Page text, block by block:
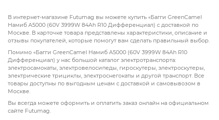
на свежем воздухе, так и для использования в
повседневной жизни.
Важным преимуществомбагги GreenCamel
Намиб A5000 является его мощный двигатель
мощностью5000 Вт, который позволяет
разгоняться до высоких скоростей и проходить
сложные участки маршрута без труда. Благодаря
В интернет-магазине Futumag вы можете купить «Багги GreenCamel
Намиб A5000 (60V 3999W 84Ah R10 Дифференциал) с доставкой по
Москве. В карточке товара представлены характеристики, описание и
отзывы покупателей, которые помогут вам сделать правильный выбор.
Помимо «Багги GreenCamel Намиб A5000 (60V 3999W 84Ah R10
Дифференциал) у нас большой каталог электротранспорта:
электросамокаты, электровелосипеды, гироскутеры, электроскутеры,
электрические трициклы, электроснегокаты и другой транспорт. Все
товары доступны по выгодным ценам с доставкой и самовывозом в
Москве.
Вы всегда можете оформить и оплатить заказ онлайн на официальном
сайте Futumag.